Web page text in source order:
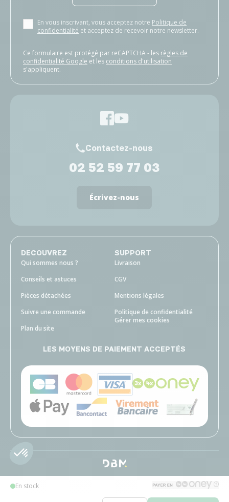
En stock
En vous inscrivant, vous acceptez notre Politique de
confidentialité et acceptez de recevoir notre newsletter.
Ce formulaire est protégé par reCAPTCHA - les règles de
confidentialité Google et les conditions d'utilisation
s'appliquent.
Contactez-nous
02 52 59 77 03
Écrivez-nous
DECOUVREZ
Qui sommes nous ?
Conseils et astuces
Pièces détachées
Suivre une commande
Plan du site
SUPPORT
Livraison
CGV
Mentions légales
Politique de confidentialité
Gérer mes cookies
LES MOYENS DE PAIEMENT ACCEPTÉS